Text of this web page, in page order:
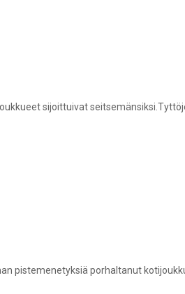
sijoittuivat
pistemenetyksiä porhaltanut